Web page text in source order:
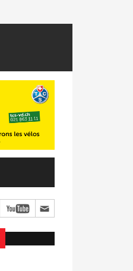
Classement -Men's & Women's Night Crit #1